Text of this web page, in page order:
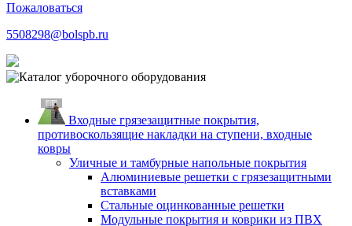
Пожаловаться
5508298@bolspb.ru
Входные грязезащитные покрытия,
противоскользящие накладки на ступени, входные
ковры
Уличные и тамбурные напольные покрытия
Алюминиевые решетки с грязезащитными
вставками
Стальные оцинкованные решетки
Модульные покрытия и коврики из ПВХ